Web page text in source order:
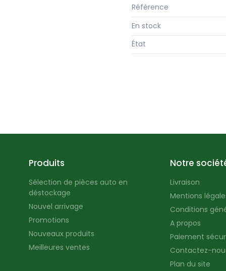
Référence
En stock
État
Produits
Sélection de pièces auto en
déstockage
Nouvel arrivage
Promotions
Nouveaux produits
Meilleures ventes
Notre
Livraison
Mentions
Conditions
A propos
Paiement
Contactez-
Plan du site